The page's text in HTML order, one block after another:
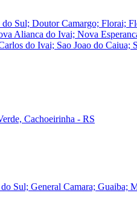
Sul; Doutor Camargo; Florai;
Alianca do Ivai; Nova
do Ivai; Sao Joao do
Cachoeirinha - RS
Sul; General Camara; Guaiba;